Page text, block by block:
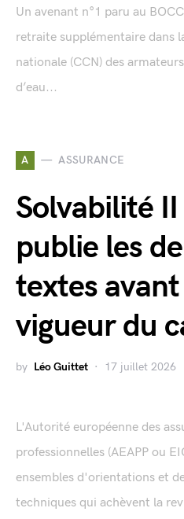
Un avenant n°1 paru au
retraite supplémentaire dans
nationale (CCN) des
d’eau...
A ASSURANCE
Solvabilité II
publie les
textes avant
vigueur du
by Léo Guittet 17 juillet 2026
L'Autorité européenne des
professionnelles (AEAPP ou
ensembles d'orientations et
techniques qui achèvent la